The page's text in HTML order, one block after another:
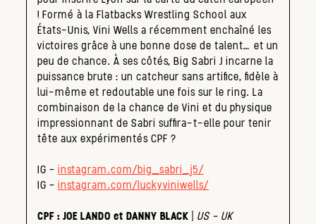
! Formé à la Flatbacks Wrestling School aux
États-Unis, Vini Wells a récemment enchaîné les
victoires grâce à une bonne dose de talent… et un
peu de chance. À ses côtés, Big Sabri J incarne la
puissance brute : un catcheur sans artifice, fidèle à
lui-même et redoutable une fois sur le ring. La
combinaison de la chance de Vini et du physique
impressionnant de Sabri suffira-t-elle pour tenir
tête aux expérimentés CPF ?
IG – instagram.com/big_sabri_j5/
IG – instagram.com/luckyviniwells/
CPF : JOE LANDO et DANNY BLACK US – UK